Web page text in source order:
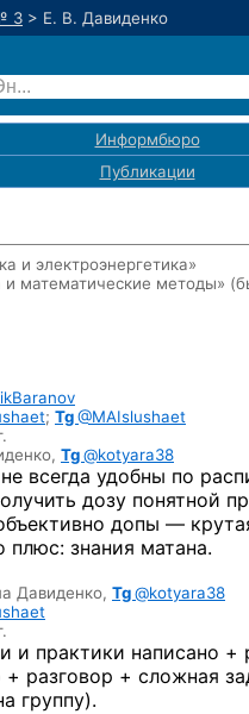
3 > Е. В. Давиденко
Информбюро
Публикации
и электроэнергетика»
математические методы»
; Tg@MAIslushaet
Tg@kotyara38
всегда удобны по
дозу понятной
допы —
плюс: знания матана.
Давиденко, Tg@kotyara38
и практики написано +
разговор + сложная
группу).